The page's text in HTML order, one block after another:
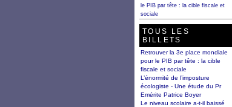
le PIB par tête : la cible fiscale et
sociale
TOUS LES
BILLETS
Retrouver la 3e place mondiale
pour le PIB par tête : la cible
fiscale et sociale
L’énormité de l’imposture
écologiste - Une étude du Pr
Emérite Patrice Boyer
Le niveau scolaire a-t-il baissé